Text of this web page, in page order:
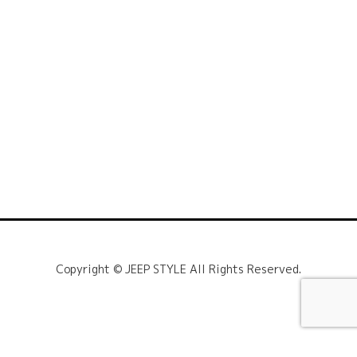
Copyright © JEEP STYLE All Rights Reserved.